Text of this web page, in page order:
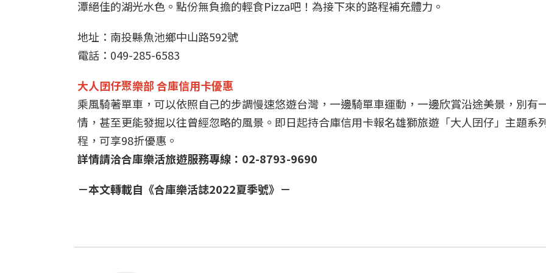
潭絕佳的湖光水色。點份無負擔的輕食Pizza吧！為接下來的路程補充體力。
地址：南投縣魚池鄉中山路592號
電話：049-285-6583
大人囝仔聚樂部合庫信用卡優惠
乘風騎著單車，可以依照自己的步調慢速悠遊台灣，一邊騎單車運動，一邊欣賞沿途美景，別有
情，甚至更能發掘以往曾經忽略的風景。即日起持合庫信用卡報名雄獅旅遊「大人囝仔」主題系
程，可享98折優惠。
詳情請洽合庫樂活旅遊服務專線：02-8793-9690
－本文轉載自《合庫樂活誌2022夏季號》－